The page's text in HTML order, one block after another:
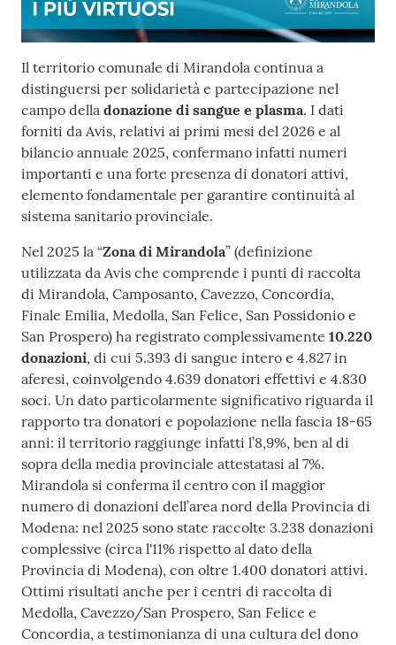
Contenuto
Il territorio comunale di Mirandola continua a
distinguersi per solidarietà e partecipazione nel
campo della donazione di sangue e plasma. I dati
forniti da Avis, relativi ai primi mesi del 2026 e al
bilancio annuale 2025, confermano infatti numeri
importanti e una forte presenza di donatori attivi,
elemento fondamentale per garantire continuità al
sistema sanitario provinciale.
Nel 2025 la “Zona di Mirandola” (definizione
utilizzata da Avis che comprende i punti di raccolta
di Mirandola, Camposanto, Cavezzo, Concordia,
Finale Emilia, Medolla, San Felice, San Possidonio e
San Prospero) ha registrato complessivamente 10.220
donazioni, di cui 5.393 di sangue intero e 4.827 in
aferesi, coinvolgendo 4.639 donatori effettivi e 4.830
soci. Un dato particolarmente significativo riguarda il
rapporto tra donatori e popolazione nella fascia 18-65
anni: il territorio raggiunge infatti l’8,9%, ben al di
sopra della media provinciale attestatasi al 7%.
Mirandola si conferma il centro con il maggior
numero di donazioni dell’area nord della Provincia di
Modena: nel 2025 sono state raccolte 3.238 donazioni
complessive (circa l'11% rispetto al dato della
Provincia di Modena), con oltre 1.400 donatori attivi.
Ottimi risultati anche per i centri di raccolta di
Medolla, Cavezzo/San Prospero, San Felice e
Concordia, a testimonianza di una cultura del dono